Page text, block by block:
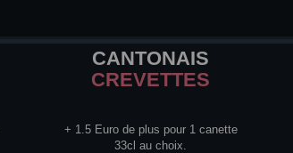
CANTONAIS
CREVETTES
+ 1.5 Euro de plus pour 1 canette
33cl au choix.